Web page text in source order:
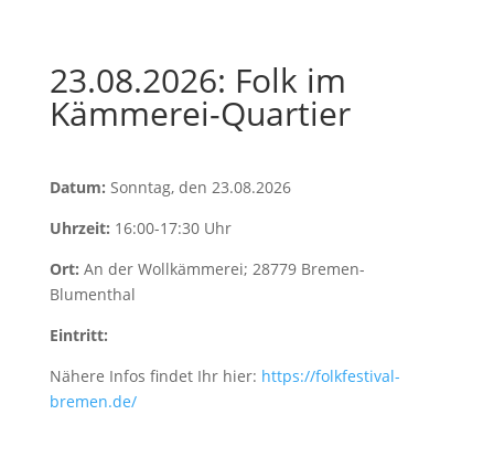
23.08.2026: Folk im
Kämmerei-Quartier
Datum: Sonntag, den 23.08.2026
Uhrzeit: 16:00-17:30 Uhr
Ort: An der Wollkämmerei; 28779 Bremen-
Blumenthal
Eintritt:
Nähere Infos findet Ihr hier: https://folkfestival-
bremen.de/